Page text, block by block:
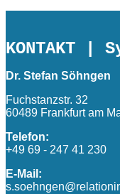
KONTAKT |
Dr. Stefan Söhngen
Fuchstanzstr. 32
60489 Frankfurt am
Telefon:
+49 69 - 247 41 230
E-Mail: